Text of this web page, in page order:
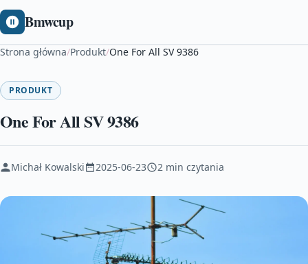
Bmwcup
Strona główna/Produkt/One For All SV 9386
PRODUKT
One For All SV 9386
Michał Kowalski 2025-06-23 2 min czytania